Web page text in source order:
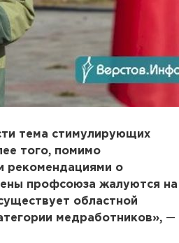
тема стимулирующих
того, помимо
рекомендациями о
профсоюза жалуются на
областной
медработников», —